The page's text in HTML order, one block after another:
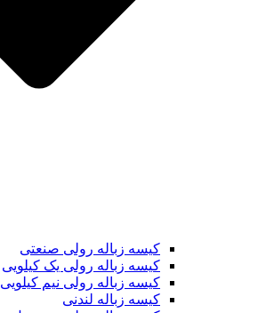
کیسه زباله رولی صنعتی
کیسه زباله رولی یک کیلویی
کیسه زباله رولی نیم کیلویی
کیسه زباله لندنی